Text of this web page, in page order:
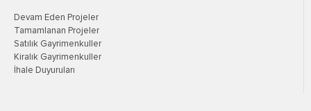
Devam Eden Projeler
Tamamlanan Projeler
Satılık Gayrimenkuller
Kiralık Gayrimenkuller
İhale Duyuruları